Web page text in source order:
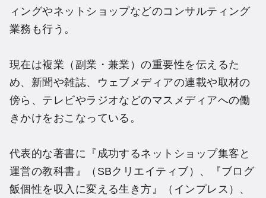
ィングやネットショップなどのコンサルティング
業務も行う。
現在は複業（副業・兼業）の重要性を伝えるた
め、新聞や雑誌、ウェブメディアの連載や取材の
傍ら、テレビやラジオなどのマスメディアへの働
きかけをおこなっている。
代表的な著書に『成功するネットショップ集客と
運営の教科書』（SBクリエイティブ）、『ブログ
飯個性を収入に変える生き方』（インプレス）、